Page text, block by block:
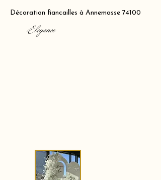
Décoration fiancailles à Annemasse 74100
Elegance